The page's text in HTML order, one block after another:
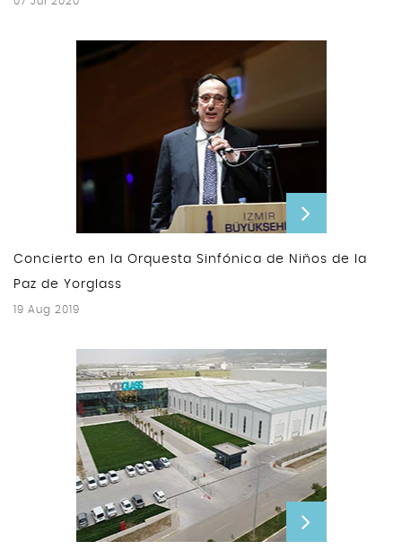
Concierto en la Orquesta Sinfónica de Niños de la
Paz de Yorglass
19 Aug 2019